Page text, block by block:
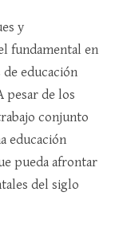
y
fundamental en
educación
pesar de los
conjunto
educación
pueda afrontar
del siglo